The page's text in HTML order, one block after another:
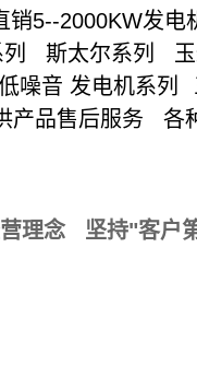
销5--2000KW发电
列 斯太尔系列
噪音 发电机系列
产品售后服务 各
理念 坚持"客户